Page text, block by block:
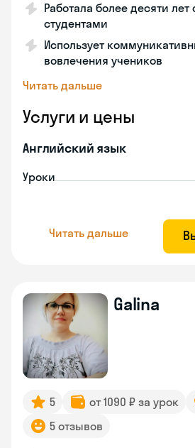
Работала более десяти
студентами
Использует
вовлечения учеников
Читать дальше
Услуги и цены
Английский язык
Уроки
Читать дальше
Galina
5 от 1090 ₽ за урок
5 отзывов